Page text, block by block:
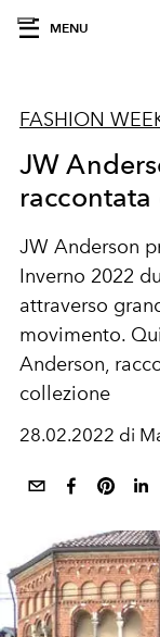
MENU
FASHION
JW
JW Anderson
Inverno 2022
attraverso
movimento.
Anderson,
collezione
28.02.2022 di